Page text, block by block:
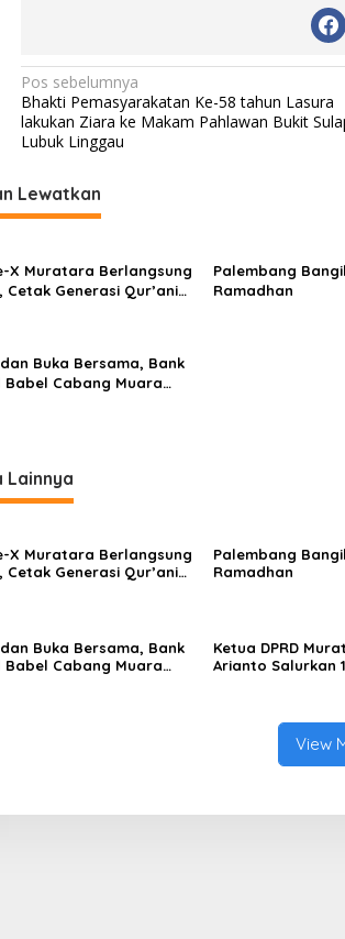
N
a
v
i
g
s
i
o
s
Pos sebelumnya
Bhakti Pemasyarakatan Ke-58 tahun Lasura
lakukan Ziara ke Makam Pahlawan Bukit
Lubuk Linggau
Lewatkan
X Muratara Berlangsung
Cetak Generasi Qur’ani
Palembang
Ramadhan
Buka Bersama, Bank
Babel Cabang Muara
Lainnya
X Muratara Berlangsung
Cetak Generasi Qur’ani
Palembang
Ramadhan
Buka Bersama, Bank
Babel Cabang Muara
Ketua DPRD
Arianto Salurkan
View